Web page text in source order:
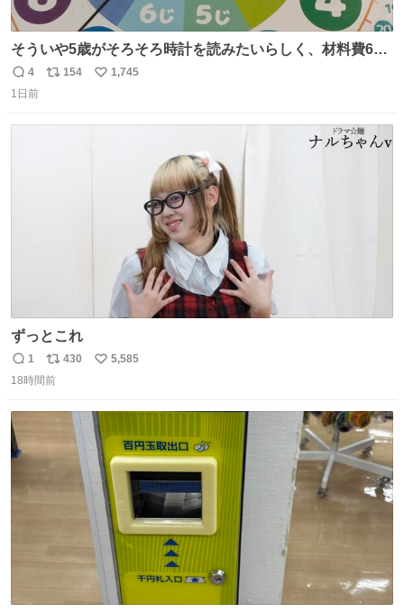
そういや5歳がそろそろ時計を読みたいらしく、材料費600
円で作れる知育時計作ってみた！ めっちゃ簡単！ ありがと
う先人！
返
信
4
リ
154
い
1,745
1日前
ずっとこれ
返
信
1
リ
ポ
数
430
い
数
5,585
18時間前